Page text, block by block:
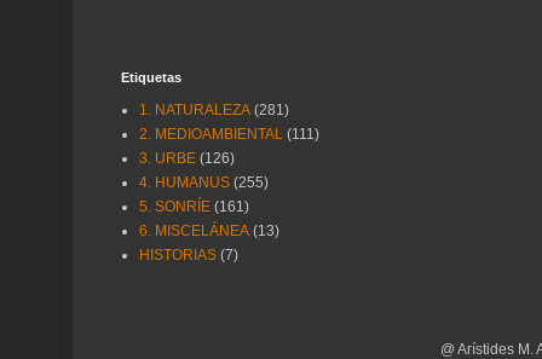
Etiquetas
1. NATURALEZA (281)
2. MEDIOAMBIENTAL (111)
3. URBE (126)
4. HUMANUS (255)
5. SONRÍE (161)
6. MISCELÁNEA (13)
HISTORIAS (7)
@ Arístides M.